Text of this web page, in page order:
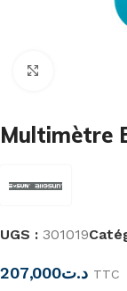
Multimètre
UGS : 301019
د.ت207,000 TTC